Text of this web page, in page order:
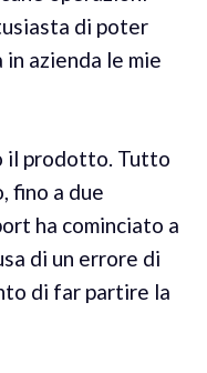
di poter
azienda le mie
il prodotto. Tutto
fino a due
ha cominciato a
di un errore di
di far partire la